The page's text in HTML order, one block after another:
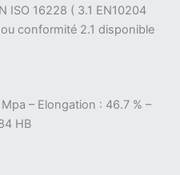
ISO 16228 ( 3.1 EN10204
conformité 2.1 disponible
– Elongation : 46.7 % –
HB